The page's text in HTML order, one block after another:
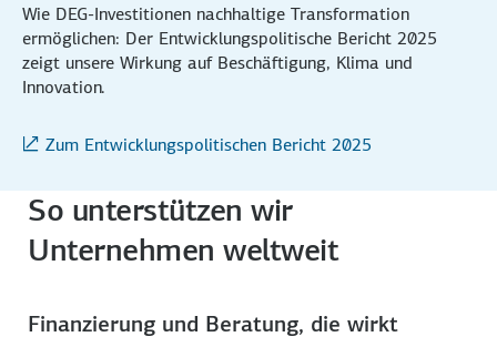
Wie DEG-Investitionen nachhaltige Transformation
ermöglichen: Der Entwicklungspolitische Bericht 2025
zeigt unsere Wirkung auf Beschäftigung, Klima und
Innovation.
Zum Entwicklungspolitischen Bericht 2025
So unterstützen wir
Unternehmen weltweit
Finanzierung und Beratung, die wirkt